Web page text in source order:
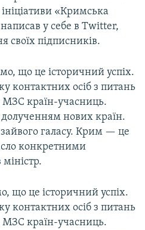
«Кримська
у себе в Twitter,
своїх підписників.
що це історичний успіх.
контактних осіб з питань
країн-учасниць.
нових країн.
галасу. Крим — це
конкретними
що це історичний успіх.
контактних осіб з питань
країн-учасниць.